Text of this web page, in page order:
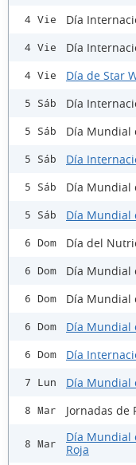
4 Vie Día
4 Vie Día
4 Vie Día de Star
5 Sáb Día
5 Sáb Día Mundial
5 Sáb Día
5 Sáb Día Mundial
5 Sáb Día Mundial
6 Dom Día del
6 Dom Día Mundial
6 Dom Día Mundial
6 Dom Día Mundial
6 Dom Día
7 Lun Día Mundial
8 Mar Jornadas de
8 Mar
Día Mundial
Roja